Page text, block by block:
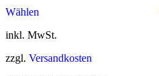
Wählen
inkl. MwSt.
zzgl. Versandkosten